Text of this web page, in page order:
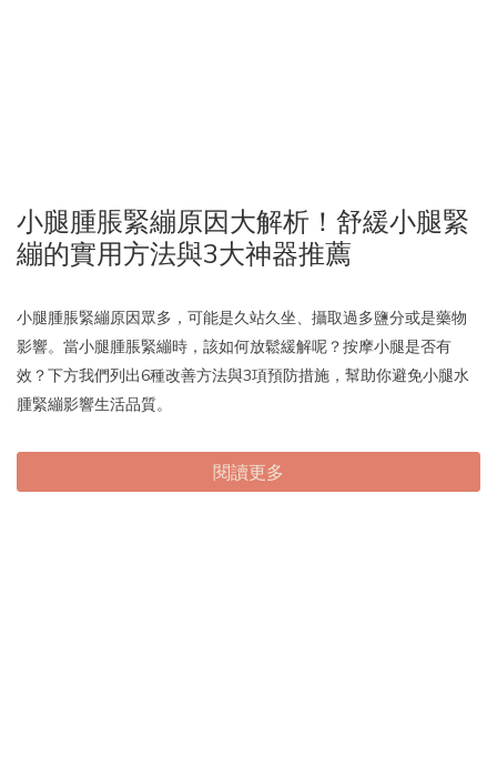
小腿腫脹緊繃原因大解析！舒緩小腿緊
繃的實用方法與3大神器推薦
小腿腫脹緊繃原因眾多，可能是久站久坐、攝取過多鹽分或是藥物
影響。當小腿腫脹緊繃時，該如何放鬆緩解呢？按摩小腿是否有
效？下方我們列出6種改善方法與3項預防措施，幫助你避免小腿水
腫緊繃影響生活品質。
閱讀更多